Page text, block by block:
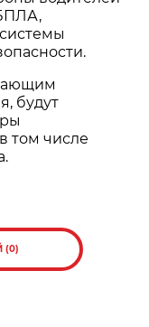
будут
том числе
(0)